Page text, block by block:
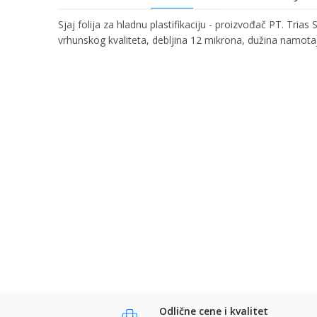
Sjaj folija za hladnu plastifikaciju - proizvođač PT.
vrhunskog kvaliteta, debljina 12 mikrona, dužina
Odlične cene i kvalitet